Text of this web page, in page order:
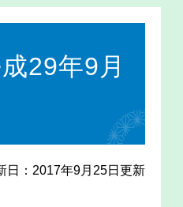
29年9月
日：2017年9月25日更新